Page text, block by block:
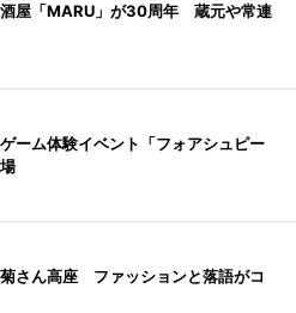
屋「MARU」が30周年 蔵元や常連
ーム体験イベント「フォアシュピー
さん高座 ファッションと落語がコ